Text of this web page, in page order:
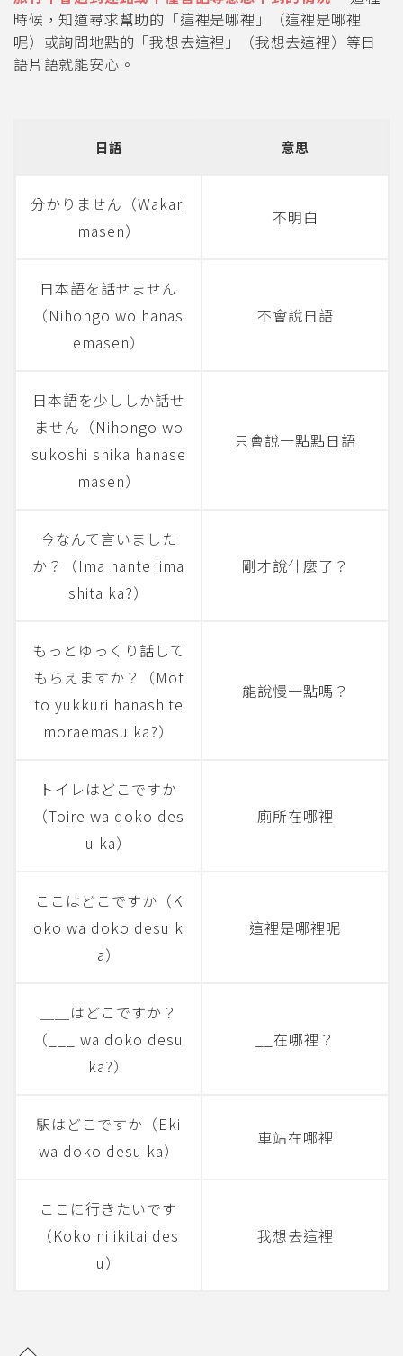
時候，知道尋求幫助的「這裡是哪裡」（這裡是哪裡
呢）或詢問地點的「我想去這裡」（我想去這裡）等日
語片語就能安心。
日語 意思
分かりません（Wakari
masen）
不明白
日本語を話せません
（Nihongo wo hanas
emasen）
不會說日語
日本語を少ししか話せ
ません（Nihongo wo
sukoshi shika hanase
masen）
只會說一點點日語
今なんて言いました
か？（Ima nante iima
shita ka?）
剛才說什麼了？
もっとゆっくり話して
もらえますか？（Mot
to yukkuri hanashite
moraemasu ka?）
能說慢一點嗎？
トイレはどこですか
（Toire wa doko des
u ka）
廁所在哪裡
ここはどこですか（K
oko wa doko desu k
a）
這裡是哪裡呢
＿＿はどこですか？
（___ wa doko desu
ka?）
__在哪裡？
駅はどこですか（Eki
wa doko desu ka）
車站在哪裡
ここに行きたいです
（Koko ni ikitai des
u）
我想去這裡